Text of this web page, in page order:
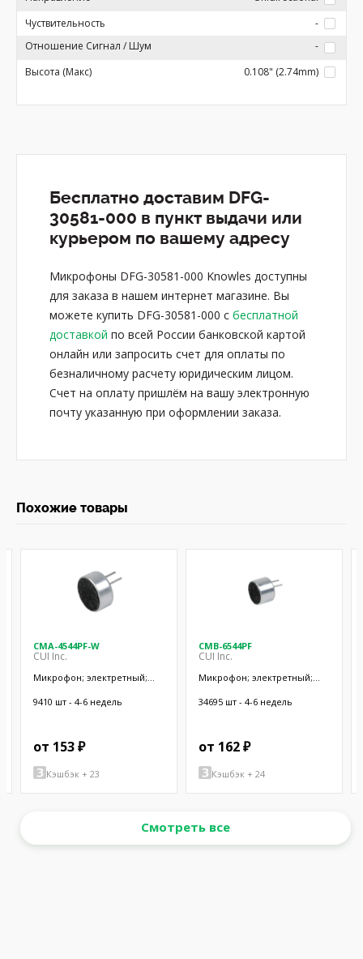
Чуствительность
-
Отношение Сигнал / Шум
-
Высота (Макс)
0.108" (2.74mm)
Бесплатно доставим DFG-
30581-000 в пункт выдачи или
курьером по вашему адресу
Микрофоны DFG-30581-000 Knowles доступны
для заказа в нашем интернет магазине. Вы
можете купить DFG-30581-000 с бесплатной
доставкой по всей России банковской картой
онлайн или запросить счет для оплаты по
безналичному расчету юридическим лицом.
Счет на оплату пришлём на вашу электронную
почту указанную при оформлении заказа.
Похожие товары
CMA-4544PF-W
CUI Inc.
Микрофон; электретный;
Ø9,7x4,5мм; SMT
9410 шт - 4-6 недель
от 153 ₽
Кэшбэк + 23
CMB-6544PF
CUI Inc.
Микрофон; электретный;
Ø9,4x6,5мм; 500мкА
34695 шт - 4-6 недель
от 162 ₽
Кэшбэк + 24
Смотреть все